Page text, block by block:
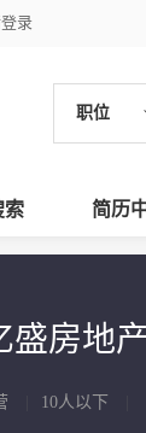
录
职位
索 简历
盛房地
10人以下